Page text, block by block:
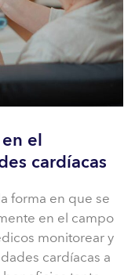
el
cardíacas
forma en que se
en el campo
monitorear y
cardíacas a